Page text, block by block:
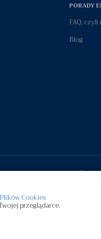
Cookies
przeglądarce.
PORADY
FAQ,
Blog